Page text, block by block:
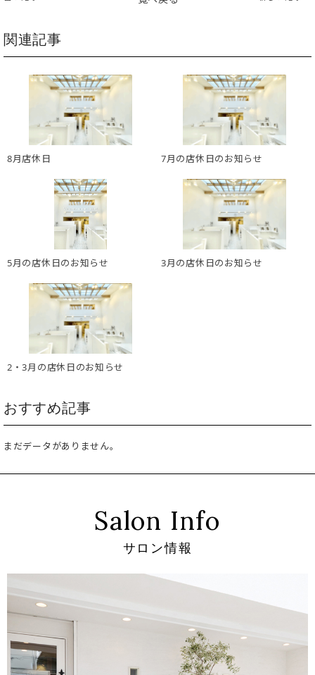
関連記事
8月店休日 7月の店休日のお知らせ
5月の店休日のお知らせ 3月の店休日のお知らせ
2・3月の店休日のお知らせ
おすすめ記事
まだデータがありません。
Salon Info
サロン情報